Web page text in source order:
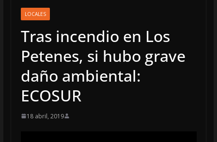
LOCALES
Tras incendio en Los
Petenes, si hubo grave
daño ambiental:
ECOSUR
18 abril, 2019